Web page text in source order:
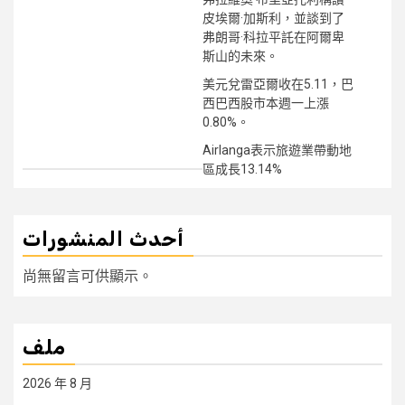
皮埃爾·加斯利，並談到了
弗朗哥·科拉平託在阿爾卑
斯山的未來。
美元兌雷亞爾收在5.11，巴
西巴西股市本週一上漲
0.80%。
Airlanga表示旅遊業帶動地
區成長13.14%
أحدث المنشورات
尚無留言可供顯示。
ملف
2026 年 8 月